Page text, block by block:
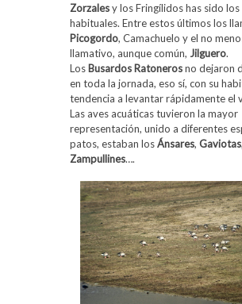
Zorzalesy los Fringílidos has sido los
habituales. Entre estos últimos los
Picogordo, Camachuelo y el no
llamativo, aunque común, Jilguero.
Los Busardos Ratonerosno dejaron
en toda la jornada, eso sí, con su
tendencia a levantar rápidamente el
Las aves acuáticas tuvieron la mayor
representación, unido a diferentes
patos, estaban losÁnsares, Gaviotas,
Zampullines….